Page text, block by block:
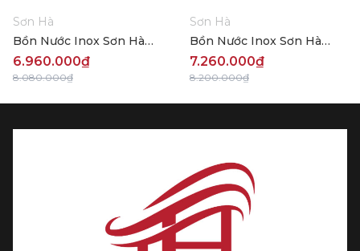
Sơn Hà
Bồn Nước Inox Sơn Hà
Ngang 2000L (Φ1140)
6.960.000₫
8.080.000₫
Sơn Hà
Bồn Nước Inox Sơn Hà
Ngang 2000L (Φ1380)
7.260.000₫
8.200.000₫